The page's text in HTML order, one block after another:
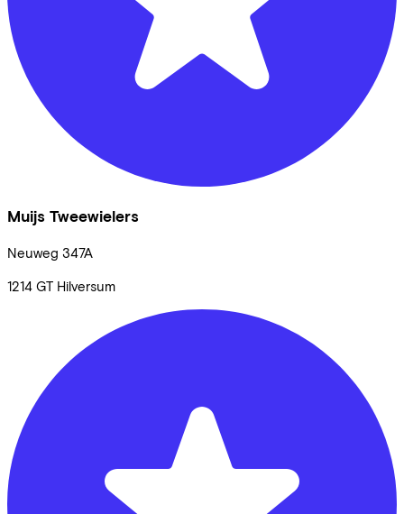
Muijs Tweewielers
Neuweg 347A
1214 GT Hilversum